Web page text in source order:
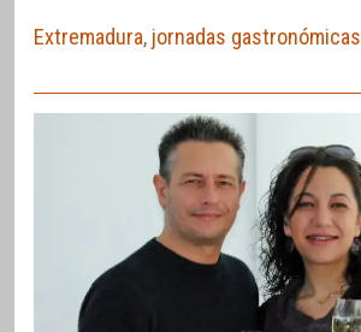
Extremadura, jornadas gastronómicas